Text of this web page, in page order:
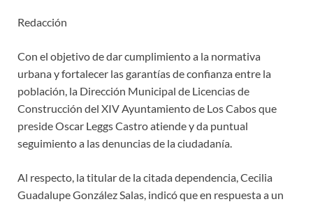
Redacción
Con el objetivo de dar cumplimiento a la normativa
urbana y fortalecer las garantías de confianza entre la
población, la Dirección Municipal de Licencias de
Construcción del XIV Ayuntamiento de Los Cabos que
preside Oscar Leggs Castro atiende y da puntual
seguimiento a las denuncias de la ciudadanía.
Al respecto, la titular de la citada dependencia, Cecilia
Guadalupe González Salas, indicó que en respuesta a un